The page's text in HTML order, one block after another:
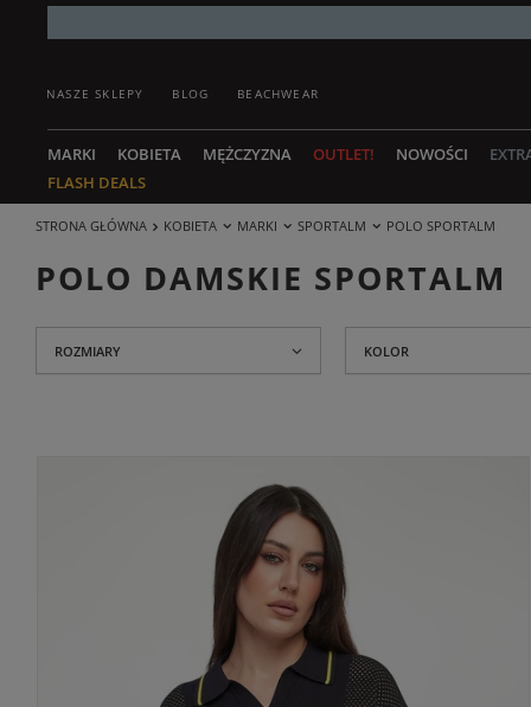
NASZE SKLEPY BLOG BEACHWEAR
MARKI KOBIETA MĘŻCZYZNA OUTLET! NOWOŚCI
FLASH DEALS
STRONA GŁÓWNA KOBIETA MARKI SPORTALM POLO SPORTALM
POLO DAMSKIE SPORTALM
ROZMIARY KOLOR